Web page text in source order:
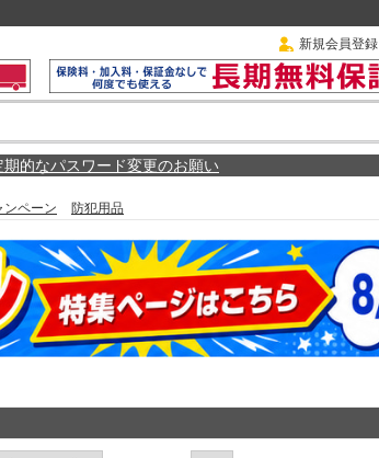
新規会員登録
期的なパスワード変更のお願い
ンペーン 防犯用品